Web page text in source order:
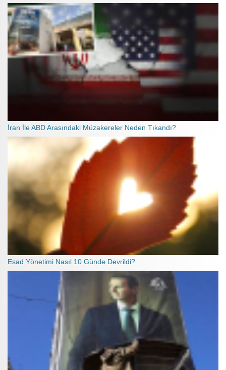
İran İle ABD Arasındaki Müzakereler Neden Tıkandı?
Esad Yönetimi Nasıl 10 Günde Devrildi?